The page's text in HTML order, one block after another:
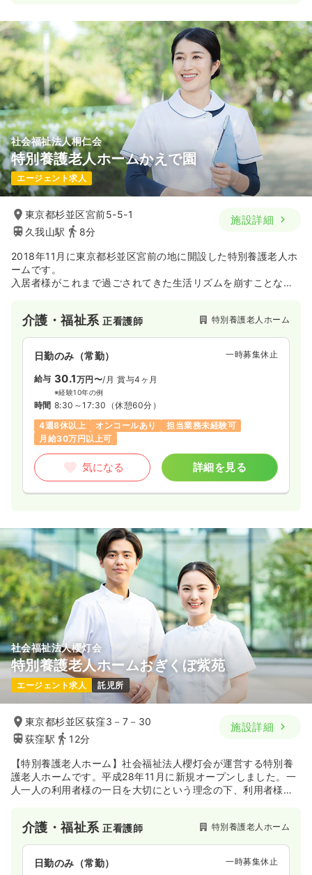
社会福祉法人桐仁会
特別養護老人ホームかえで園
エージェント求人
東京都杉並区宮前5-5-1
久我山駅
8分
施設詳細
2018年11月に東京都杉並区宮前の地に開設した特別養護老人ホ
ームです。
入居者様がこれまで過ごされてきた生活リズムを崩すことな
入居者様の「個」を大切にその人らしい生活を送れるような支
援をしています。
介護・福祉系正看護師 特別養護老人ホーム
日勤のみ（常勤） 一時募集休止
給与 30.1万円〜/月 賞与4ヶ月
※経験10年の例
時間 8:30～17:30 （休憩60分）
4週8休以上
オンコールあり
担当業務未経験可
月給30万円以上可
気になる 詳細を見る
社会福祉法人櫻灯会
特別養護老人ホームおぎくぼ紫苑
エージェント求人 託児所
東京都杉並区荻窪3－7－30
荻窪駅
12分
施設詳細
【特別養護老人ホーム】社会福祉法人櫻灯会が運営する特別養
護老人ホームです。平成28年11月に新規オープンしました。一
人一人の利用者様の一日を大切にという理念の下、利用者様や
介護・福祉系正看護師 特別養護老人ホーム
日勤のみ（常勤） 一時募集休止